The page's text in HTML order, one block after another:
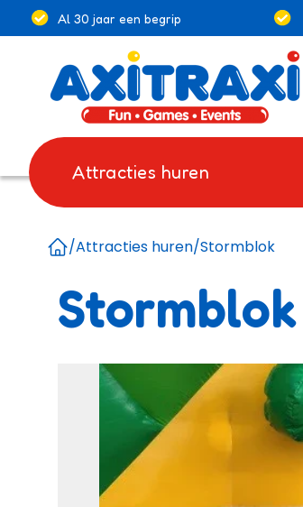
Al 30 jaar een begrip
Attracties huren
/Attracties huren/Stormblok
Stormblok